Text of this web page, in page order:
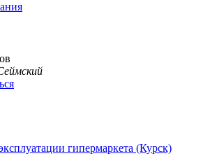
гипермаркета (Курск)